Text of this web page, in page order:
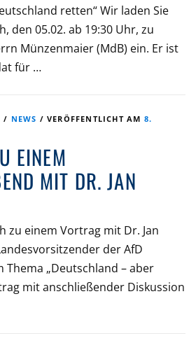
retten“ Wir laden Sie
den 05.02. ab 19:30 Uhr, zu
Münzenmaier (MdB) ein. Er ist
für …
/ NEWS /VERÖFFENTLICHT AM 8.
EINEM
MIT DR. JAN
zu einem Vortrag mit Dr. Jan
der AfD
Thema „Deutschland – aber
mit anschließender Diskussion